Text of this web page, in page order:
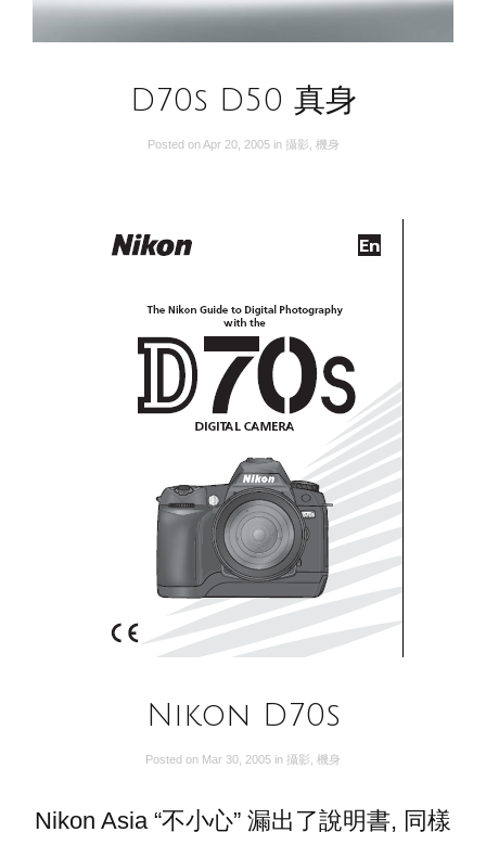
D70s D50 真身
Posted onApr 20, 2005 in 攝影 機身
Nikon D70s
Posted on Mar 30, 2005 in 攝影 機身
Nikon Asia “不小心” 漏出了說明書, 同樣